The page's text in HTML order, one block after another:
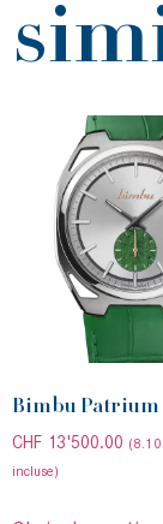
Bimbu Patrium
CHF 13'500.00 (8.10
incluse)